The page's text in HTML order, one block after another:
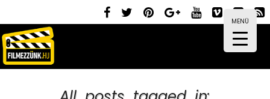
MENÜ